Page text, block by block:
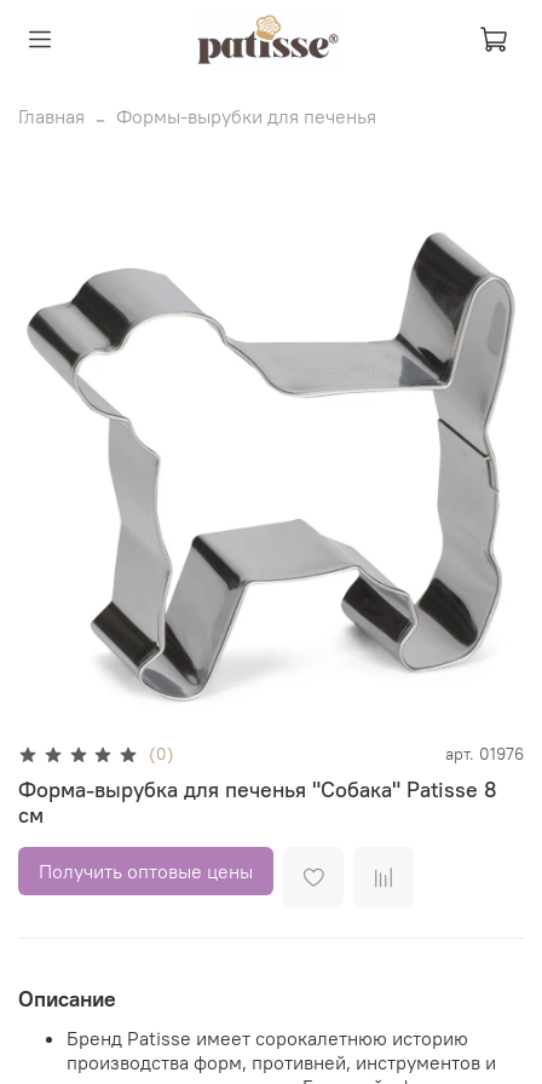
Главная Формы-вырубки для печенья
(0) арт. 01976
Форма-вырубка для печенья "Собака" Patisse 8
см
Получить оптовые цены
Описание
Бренд Patisse имеет сорокалетнюю историю
производства форм, противней, инструментов и